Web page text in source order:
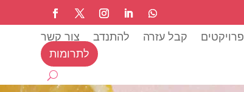
פרויקטים קבל עזרה להתנדב
צור קשר
לתרומות